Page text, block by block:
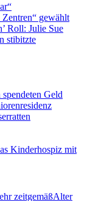
gewählt
Roll: Julie Sue
stibitzte
Geld
Kinderhospiz mit
zeitgemäßAlter